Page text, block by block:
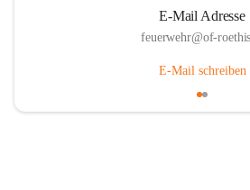
E-Mail Adresse
feuerwehr@of-
E-Mail schreiben